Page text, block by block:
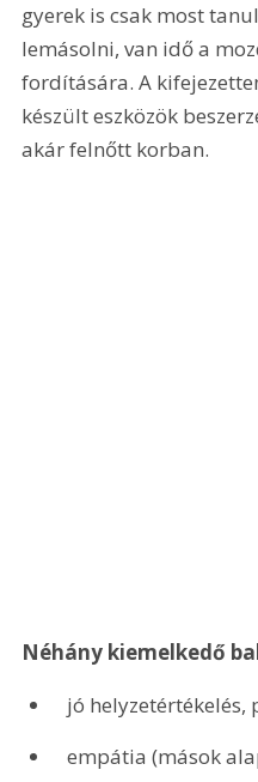
gyerek is csak most
lemásolni, van idő a
fordítására. A
készült eszközök
akár felnőtt korban.
Néhány kiemelkedő
jó
empátia (mások